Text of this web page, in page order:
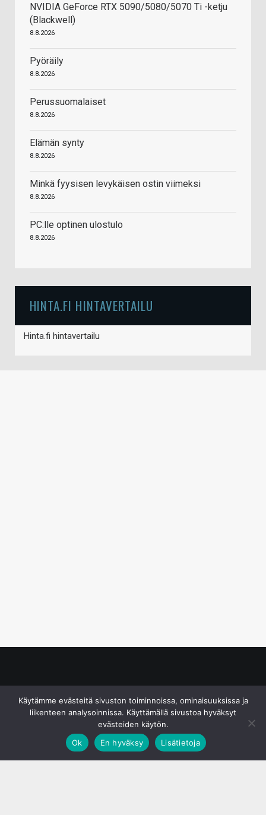
NVIDIA GeForce RTX 5090/5080/5070 Ti -ketju
(Blackwell)
8.8.2026
Pyöräily
8.8.2026
Perussuomalaiset
8.8.2026
Elämän synty
8.8.2026
Minkä fyysisen levykäisen ostin viimeksi
8.8.2026
PC:lle optinen ulostulo
8.8.2026
HINTA.FI HINTAVERTAILU
Hinta.fi hintavertailu
Käytämme evästeitä sivuston toiminnoissa, ominaisuuksissa ja
liikenteen analysoinnissa. Käyttämällä sivustoa hyväksyt
evästeiden käytön.
Ok
En hyväksy Lisätietoja